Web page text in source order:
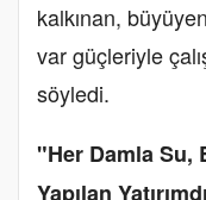
kalkınan,
var güçleriyle
söyledi.
"Her Damla Su,
Yapılan